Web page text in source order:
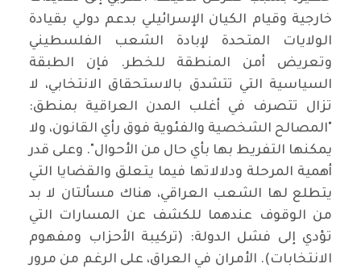
خارجية وقيام الكيان الإسرائيلي بدعم دولي بقيادة
الولايات المتحدة لإبادة الشعب الفلسطيني
وتعريض أمن المنطقة للخطر. فإن الطبقة
السياسية التي تتشدق بالاستحقاق الانتخابي، لا
تزال تتصرف في أغلب المدن العراقية بمنطق:
"المصالح الشخصية والفئوية فوق رأي القانون، ولا
يمكنها التفريط بها بأي حال من الأحوال". وعلى قدر
أهمية المرحلة ودلالاتها فيما يتعلق والقضايا التي
يتطلع لها الشعب العراقي، هناك مسألتان لا بد
من الوقوف عندهما للكشف عن المسارات التي
تؤدي إلى فشل الدولة: (تركيبة الأحزاب ومفهوم
الانتخابات). الأمران في العراق، على الرغم من مرور